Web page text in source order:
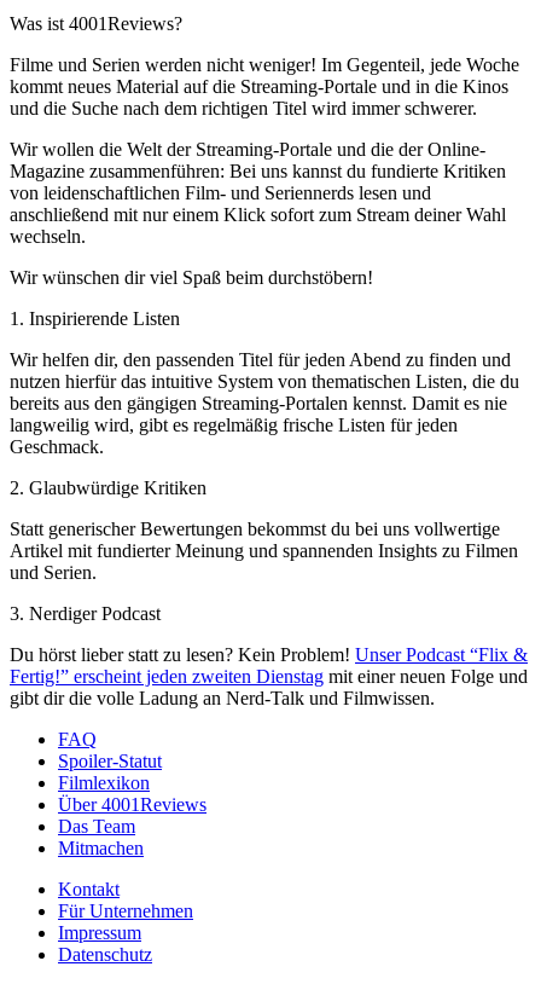
Was ist 4001Reviews?
Filme und Serien werden nicht weniger! Im Gegenteil, jede Woche
kommt neues Material auf die Streaming-Portale und in die Kinos
und die Suche nach dem richtigen Titel wird immer schwerer.
Wir wollen die Welt der Streaming-Portale und die der Online-
Magazine zusammenführen: Bei uns kannst du fundierte Kritiken
von leidenschaftlichen Film- und Seriennerds lesen und
anschließend mit nur einem Klick sofort zum Stream deiner Wahl
wechseln.
Wir wünschen dir viel Spaß beim durchstöbern!
1. Inspirierende Listen
Wir helfen dir, den passenden Titel für jeden Abend zu finden und
nutzen hierfür das intuitive System von thematischen Listen, die du
bereits aus den gängigen Streaming-Portalen kennst. Damit es nie
langweilig wird, gibt es regelmäßig frische Listen für jeden
Geschmack.
2. Glaubwürdige Kritiken
Statt generischer Bewertungen bekommst du bei uns vollwertige
Artikel mit fundierter Meinung und spannenden Insights zu Filmen
und Serien.
3. Nerdiger Podcast
Du hörst lieber statt zu lesen? Kein Problem! Unser Podcast “Flix &
Fertig!” erscheint jeden zweiten Dienstag mit einer neuen Folge und
gibt dir die volle Ladung an Nerd-Talk und Filmwissen.
FAQ
Spoiler-Statut
Filmlexikon
Über 4001Reviews
Das Team
Mitmachen
Kontakt
Für Unternehmen
Impressum
Datenschutz